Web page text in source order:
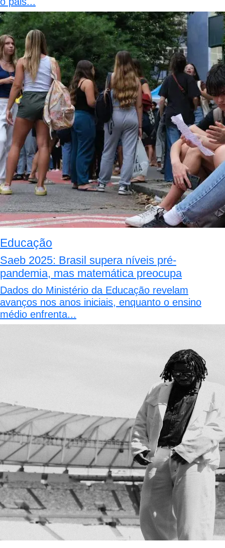
Educação
Saeb 2025: Brasil supera níveis pré-
pandemia, mas matemática preocupa
Dados do Ministério da Educação revelam
avanços nos anos iniciais, enquanto o ensino
médio enfrenta...